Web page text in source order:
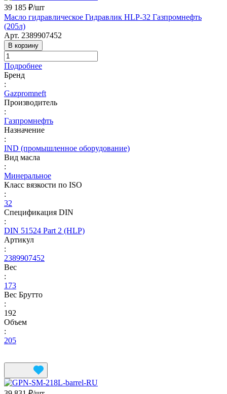
39 185 ₽/шт
Масло гидравлическое Гидравлик HLP-32 Газпромнефть
(205л)
Арт. 2389907452
В корзину
Подробнее
Бренд
:
Gazpromneft
Производитель
:
Газпромнефть
Назначение
:
IND (промышленное оборудование)
Вид масла
:
Минеральное
Класс вязкости по ISO
:
32
Спецификация DIN
:
DIN 51524 Part 2 (HLP)
Артикул
:
2389907452
Вес
:
173
Вес Брутто
:
192
Объем
:
205